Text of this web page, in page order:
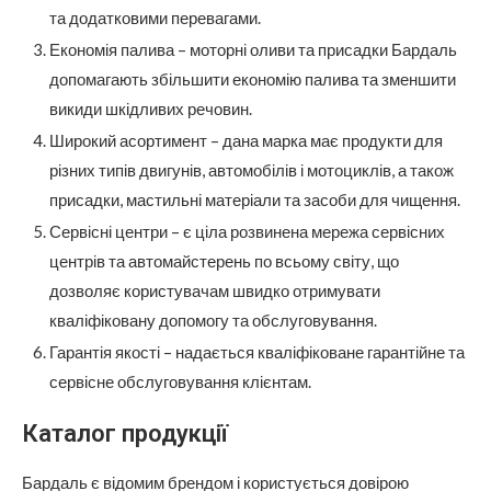
та додатковими перевагами.
Економія палива – моторні оливи та присадки Бардаль
допомагають збільшити економію палива та зменшити
викиди шкідливих речовин.
Широкий асортимент – дана марка має продукти для
різних типів двигунів, автомобілів і мотоциклів, а також
присадки, мастильні матеріали та засоби для чищення.
Сервісні центри – є ціла розвинена мережа сервісних
центрів та автомайстерень по всьому світу, що
дозволяє користувачам швидко отримувати
кваліфіковану допомогу та обслуговування.
Гарантія якості – надається кваліфіковане гарантійне та
сервісне обслуговування клієнтам.
Каталог продукції
Бардаль є відомим брендом і користується довірою